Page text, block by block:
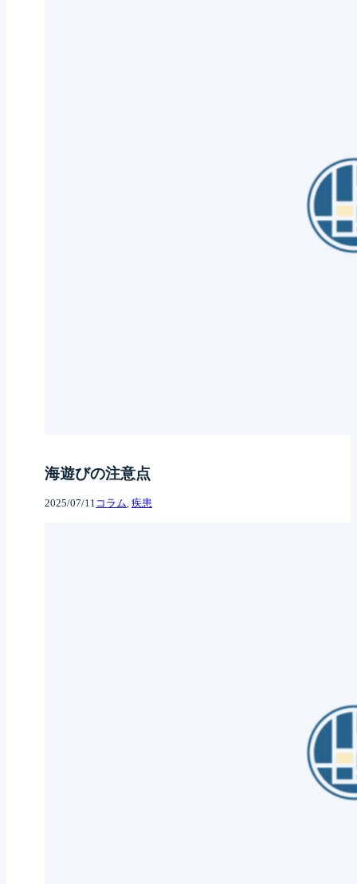
海遊びの注意点
2025/07/11 コラム, 疾患